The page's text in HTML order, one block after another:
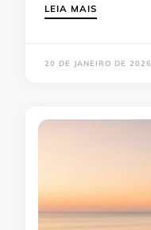
LEIA MAIS
20 DE JANEIRO DE 2026